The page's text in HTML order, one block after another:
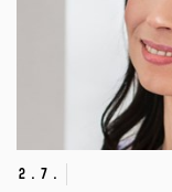
2. 7.